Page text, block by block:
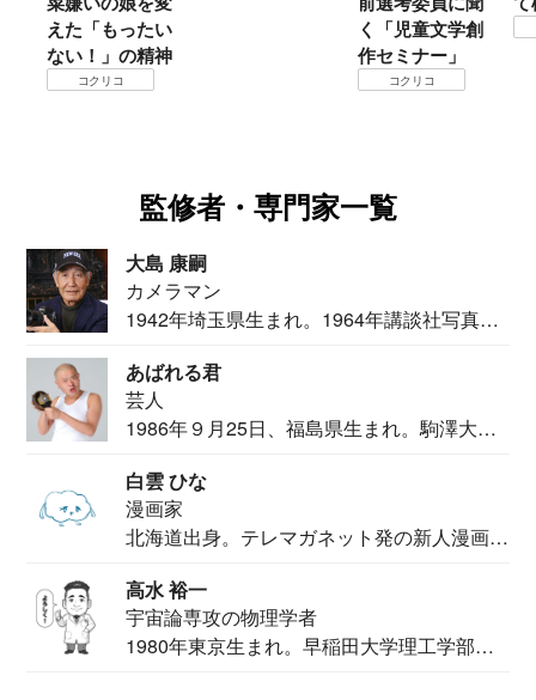
えた「もったい
ない！」の精神
コクリコ
く「児童文学創
作セミナー」
コクリコ
監修者・専門家一覧
大島 康嗣
カメラマン
1942年埼玉県生まれ。1964年講談社写真部
あばれる君
芸人
1986年９月25日、福島県生まれ。駒澤大学
白雲 ひな
漫画家
北海道出身。テレマガネット発の新人漫画
高水 裕一
宇宙論専攻の物理学者
1980年東京生まれ。早稲田大学理工学部物